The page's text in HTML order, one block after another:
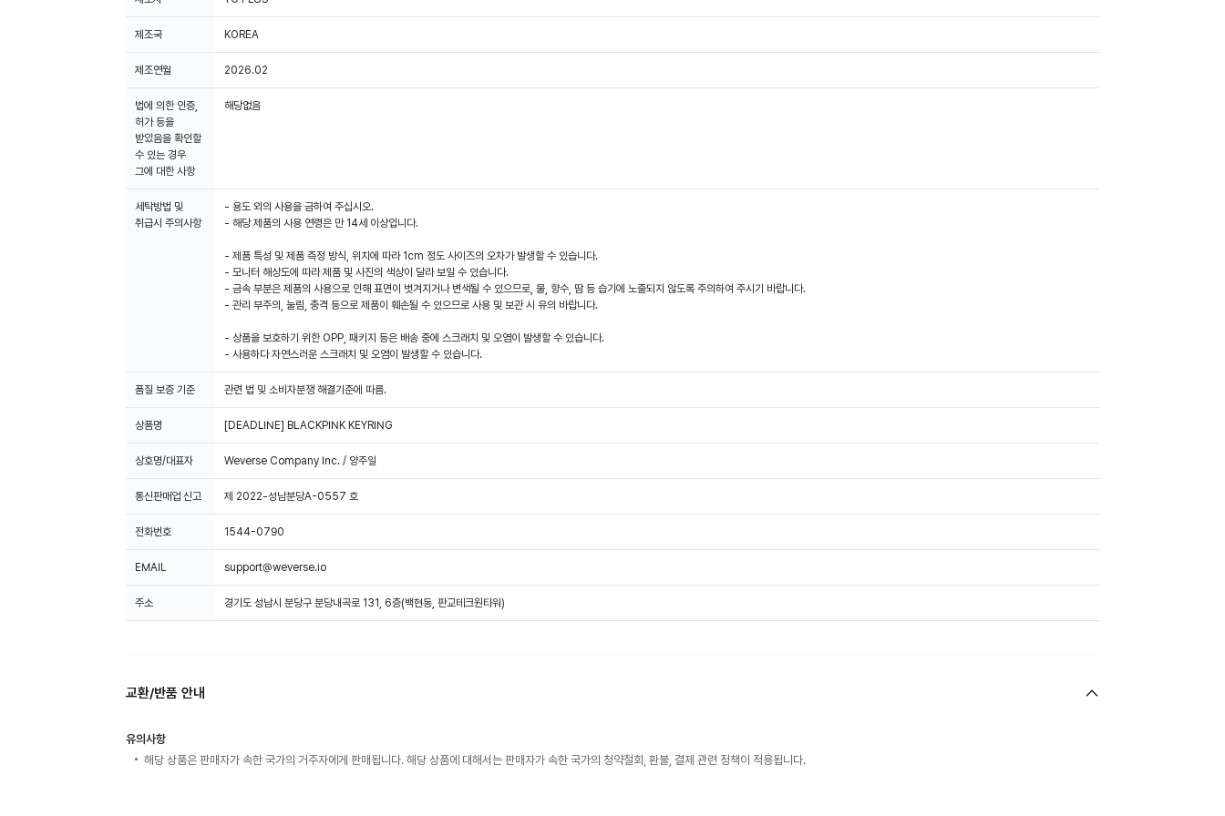
제조국 KOREA
제조연월 2026.02
법에 의한 인증,
허가 등을
받았음을 확인할
수 있는 경우
그에 대한 사항
해당없음
세탁방법 및
취급시 주의사항
- 용도 외의 사용을 금하여 주십시오.
- 해당 제품의 사용 연령은 만 14세 이상입니다.
- 제품 특성 및 제품 측정 방식, 위치에 따라 1cm 정도 사이즈의 오차가 발생할 수 있습니다.
- 모니터 해상도에 따라 제품 및 사진의 색상이 달라 보일 수 있습니다.
- 금속 부분은 제품의 사용으로 인해 표면이 벗겨지거나 변색될 수 있으므로, 물, 향수, 땀 등 습기에 노출되지 않도록 주의하여 주시기 바랍니다.
- 관리 부주의, 눌림, 충격 등으로 제품이 훼손될 수 있으므로 사용 및 보관 시 유의 바랍니다.
- 상품을 보호하기 위한 OPP, 패키지 등은 배송 중에 스크래치 및 오염이 발생할 수 있습니다.
- 사용하다 자연스러운 스크래치 및 오염이 발생할 수 있습니다.
품질 보증 기준 관련 법 및 소비자분쟁 해결기준에 따름.
상품명 [DEADLINE] BLACKPINK KEYRING
상호명/대표자 Weverse Company Inc. / 양주일
통신판매업 신고 제 2022-성남분당A-0557 호
전화번호 1544-0790
EMAIL support@weverse.io
주소 경기도 성남시 분당구 분당내곡로 131, 6층(백현동, 판교테크원타워)
교환/반품 안내
유의사항
해당 상품은 판매자가 속한 국가의 거주자에게 판매됩니다. 해당 상품에 대해서는 판매자가 속한 국가의 청약철회, 환불, 결제 관련 정책이 적용됩니다.